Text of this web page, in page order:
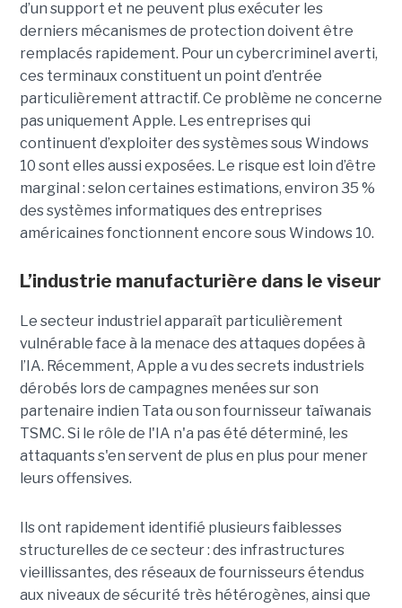
d’un support et ne peuvent plus exécuter les
derniers mécanismes de protection doivent être
remplacés rapidement. Pour un cybercriminel averti,
ces terminaux constituent un point d’entrée
particulièrement attractif. Ce problème ne concerne
pas uniquement Apple. Les entreprises qui
continuent d’exploiter des systèmes sous Windows
10 sont elles aussi exposées. Le risque est loin d’être
marginal : selon certaines estimations, environ 35 %
des systèmes informatiques des entreprises
américaines fonctionnent encore sous Windows 10.
L’industrie manufacturière dans le viseur
Le secteur industriel apparaît particulièrement
vulnérable face à la menace des attaques dopées à
l’IA. Récemment, Apple a vu des secrets industriels
dérobés lors de campagnes menées sur son
partenaire indien Tata ou son fournisseur taïwanais
TSMC. Si le rôle de l'IA n'a pas été déterminé, les
attaquants s'en servent de plus en plus pour mener
leurs offensives.
Ils ont rapidement identifié plusieurs faiblesses
structurelles de ce secteur : des infrastructures
vieillissantes, des réseaux de fournisseurs étendus
aux niveaux de sécurité très hétérogènes, ainsi que